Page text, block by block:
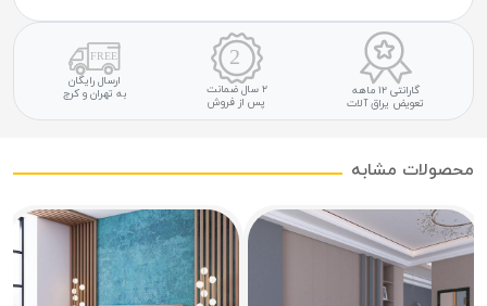
گارانتی ۱۲ ماهه
تعویض یراق آلات
۲ سال ضمانت
پس از فروش
ارسال رایگان
به تهران و کرج
محصولات مشابه